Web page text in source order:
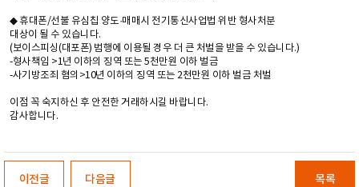
◆ 휴대폰/선불 유심칩 양도·매매시 전기통신사업법 위반 형사처분
대상이 될 수 있습니다.
(보이스피싱(대포폰) 범행에 이용될 경우 더 큰 처벌을 받을 수 있습니다.)
-형사책임 >1년 이하의 징역 또는 5천만원 이하 벌금
-사기방조죄 혐의>10년 이하의 징역 또는 2천만원 이하 벌금 처벌
이점 꼭 숙지하신 후 안전한 거래하시길 바랍니다.
감사합니다.
이전글 다음글 목록